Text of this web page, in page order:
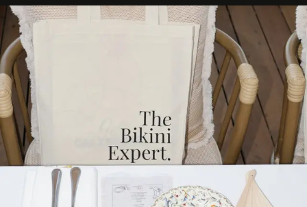
buluşturarak markanın Cavo Tagoo’daki varlığını
sürükleyici ve mevsime özel bir deneyime dönüştürüyor.